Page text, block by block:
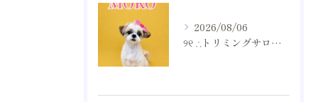
2026/08/06
୨୧ ∴トリミングサロン∴ ୨୧